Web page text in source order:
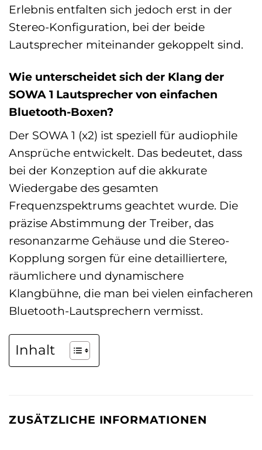
Erlebnis entfalten sich jedoch erst in der
Stereo-Konfiguration, bei der beide
Lautsprecher miteinander gekoppelt sind.
Wie unterscheidet sich der Klang der
SOWA 1 Lautsprecher von einfachen
Bluetooth-Boxen?
Der SOWA 1 (x2) ist speziell für audiophile
Ansprüche entwickelt. Das bedeutet, dass
bei der Konzeption auf die akkurate
Wiedergabe des gesamten
Frequenzspektrums geachtet wurde. Die
präzise Abstimmung der Treiber, das
resonanzarme Gehäuse und die Stereo-
Kopplung sorgen für eine detailliertere,
räumlichere und dynamischere
Klangbühne, die man bei vielen einfacheren
Bluetooth-Lautsprechern vermisst.
Inhalt
ZUSÄTZLICHE INFORMATIONEN